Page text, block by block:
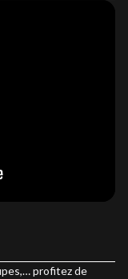
profitez de